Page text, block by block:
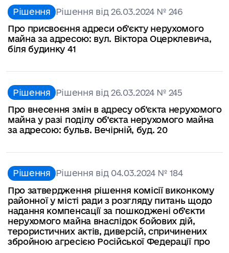
Рішення Рішення від 26.03.2024 № 246
Про присвоєння адреси об’єкту нерухомого
майна за адресою: вул. Віктора Оцерклевича,
біля будинку 41
Рішення Рішення від 26.03.2024 № 245
Про внесення змін в адресу об’єкта нерухомого
майна у разі поділу об’єкта нерухомого майна
за адресою: бульв. Вечірній, буд. 20
Рішення Рішення від 04.03.2024 № 184
Про затвердження рішення комісії виконкому
районної у місті ради з розгляду питань щодо
надання компенсації за пошкоджені об’єкти
нерухомого майна внаслідок бойових дій,
терористичних актів, диверсій, спричинених
збройною агресією Російської Федерації про